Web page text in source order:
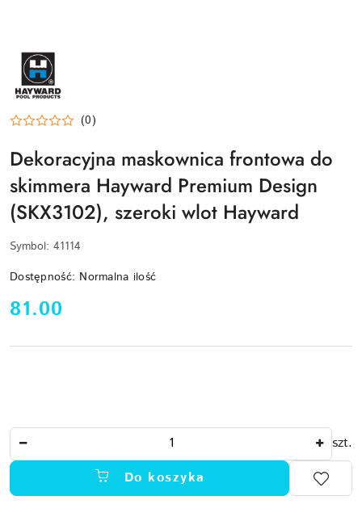
HAYWARD-
LOGO
(0)
Dekoracyjna maskownica frontowa do
skimmera Hayward Premium Design
(SKX3102), szeroki wlot Hayward
Symbol: 41114
Dostępność: Normalna ilość
cena:
81.00
szt.
Do koszyka